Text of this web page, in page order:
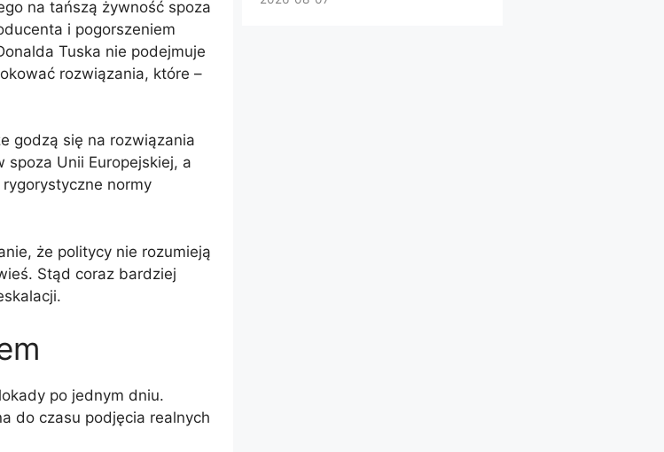
na tańszą żywność spoza
i pogorszeniem
Tuska nie podejmuje
rozwiązania, które –
godzą się na rozwiązania
Unii Europejskiej, a
normy
że politycy nie rozumieją
Stąd coraz bardziej
po jednym dniu.
do czasu podjęcia realnych